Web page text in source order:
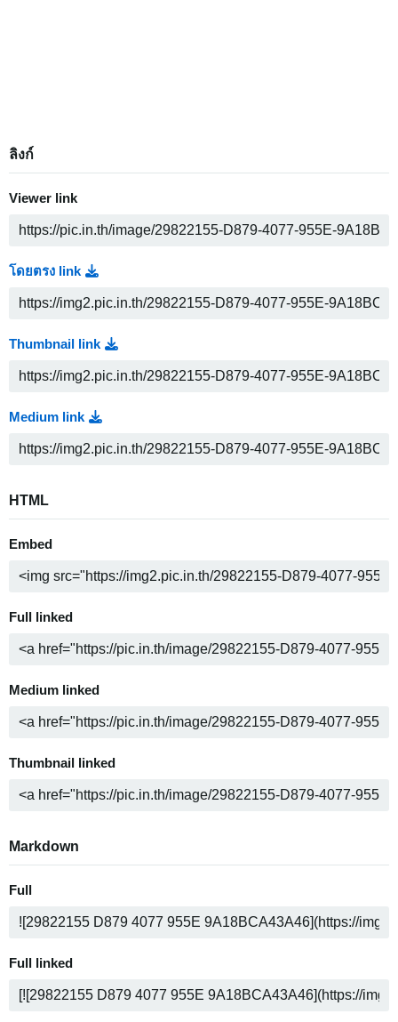
ลิงก์
Viewer link
โดยตรง link
Thumbnail link
Medium link
HTML
Embed
Full linked
Medium linked
Thumbnail linked
Markdown
Full
Full linked